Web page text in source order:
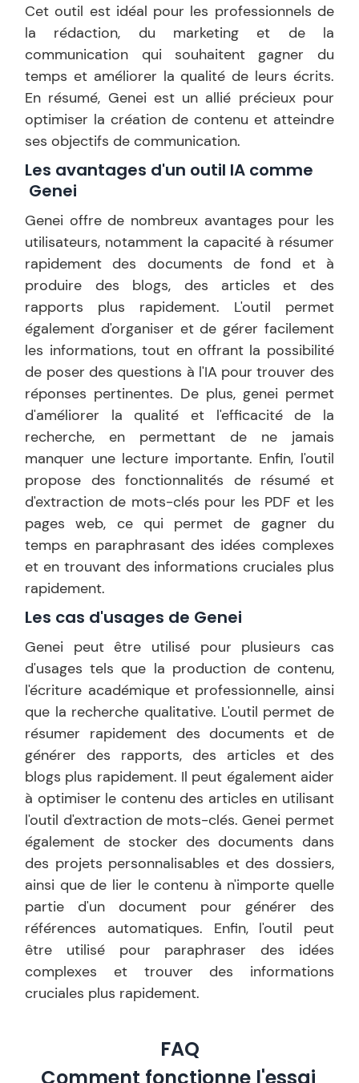
Cet outil est idéal pour les professionnels de
la rédaction, du marketing et de la
communication qui souhaitent gagner du
temps et améliorer la qualité de leurs écrits.
En résumé, Genei est un allié précieux pour
optimiser la création de contenu et atteindre
ses objectifs de communication.
Les avantages d'un outil IA comme
Genei
Genei offre de nombreux avantages pour les
utilisateurs, notamment la capacité à résumer
rapidement des documents de fond et à
produire des blogs, des articles et des
rapports plus rapidement. L'outil permet
également d'organiser et de gérer facilement
les informations, tout en offrant la possibilité
de poser des questions à l'IA pour trouver des
réponses pertinentes. De plus, genei permet
d'améliorer la qualité et l'efficacité de la
recherche, en permettant de ne jamais
manquer une lecture importante. Enfin, l'outil
propose des fonctionnalités de résumé et
d'extraction de mots-clés pour les PDF et les
pages web, ce qui permet de gagner du
temps en paraphrasant des idées complexes
et en trouvant des informations cruciales plus
rapidement.
Les cas d'usages de Genei
Genei peut être utilisé pour plusieurs cas
d'usages tels que la production de contenu,
l'écriture académique et professionnelle, ainsi
que la recherche qualitative. L'outil permet de
résumer rapidement des documents et de
générer des rapports, des articles et des
blogs plus rapidement. Il peut également aider
à optimiser le contenu des articles en utilisant
l'outil d'extraction de mots-clés. Genei permet
également de stocker des documents dans
des projets personnalisables et des dossiers,
ainsi que de lier le contenu à n'importe quelle
partie d'un document pour générer des
références automatiques. Enfin, l'outil peut
être utilisé pour paraphraser des idées
complexes et trouver des informations
cruciales plus rapidement.
FAQ